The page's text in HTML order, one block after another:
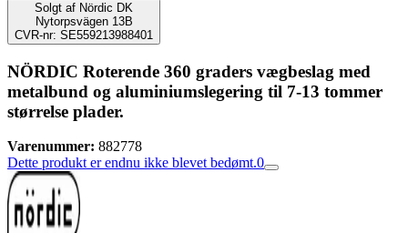
Solgt af Nördic DK
Nytorpsvägen 13B
CVR-nr: SE559213988401
NÖRDIC Roterende 360 graders vægbeslag med
metalbund og aluminiumslegering til 7-13 tommer
størrelse plader.
Varenummer: 882778
Dette produkt er endnu ikke blevet bedømt.0